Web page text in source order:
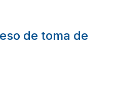
de toma de